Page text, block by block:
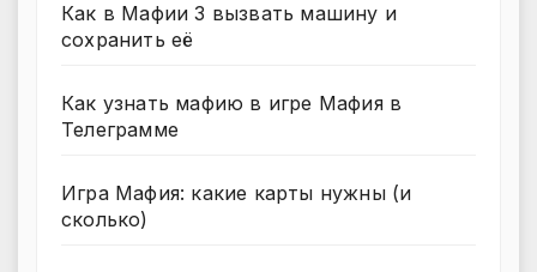
Как в Мафии 3 вызвать машину и
сохранить её
Как узнать мафию в игре Мафия в
Телеграмме
Игра Мафия: какие карты нужны (и
сколько)